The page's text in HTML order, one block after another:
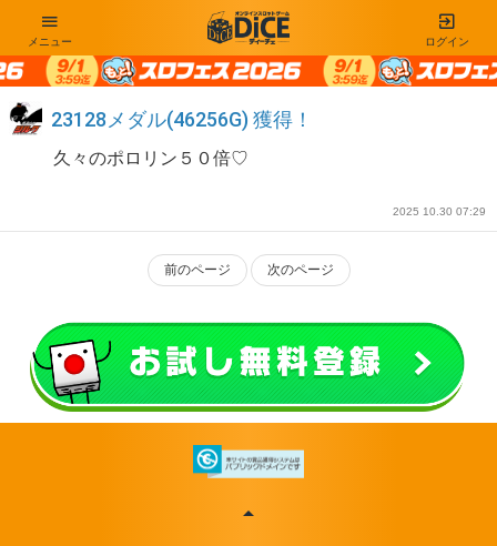
ログイン
メニュー
23128メダル(46256G) 獲得！
久々のポロリン５０倍♡
2025 10.30 07:29
前のページ 次のページ